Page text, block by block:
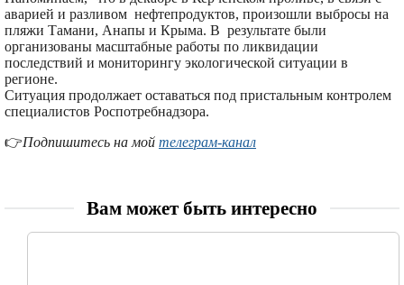
аварией и разливом нефтепродуктов, произошли выбросы на
пляжи Тамани, Анапы и Крыма. В результате были
организованы масштабные работы по ликвидации
последствий и мониторингу экологической ситуации в
регионе.
Ситуация продолжает оставаться под пристальным контролем
специалистов Роспотребнадзора.
👉Подпишитесь на мой телеграм-канал
Вам может быть интересно